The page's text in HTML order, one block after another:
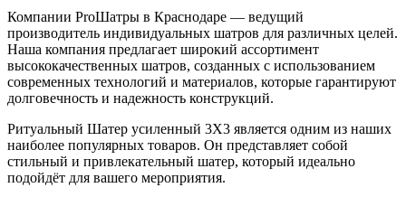
Компании ProШатры в Краснодаре — ведущий
производитель индивидуальных шатров для различных целей.
Наша компания предлагает широкий ассортимент
высококачественных шатров, созданных с использованием
современных технологий и материалов, которые гарантируют
долговечность и надежность конструкций.
Ритуальный Шатер усиленный 3X3 является одним из наших
наиболее популярных товаров. Он представляет собой
стильный и привлекательный шатер, который идеально
подойдёт для вашего мероприятия.